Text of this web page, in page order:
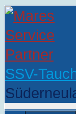
SSV-